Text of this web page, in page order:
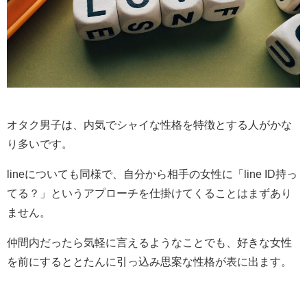
オタク男子は、内気でシャイな性格を特徴とする人がかな
り多いです。
lineについても同様で、自分から相手の女性に「line ID持っ
てる？」というアプローチを仕掛けてくることはまずあり
ません。
仲間内だったら気軽に言えるようなことでも、好きな女性
を前にするととたんに引っ込み思案な性格が表に出ます。